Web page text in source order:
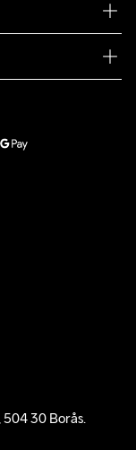
30 Borås.